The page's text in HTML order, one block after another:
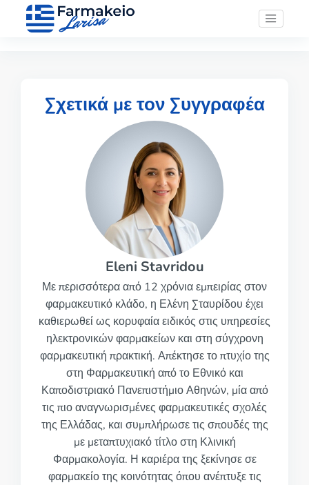
Σχετικά με τον Συγγραφέα
Eleni Stavridou
Με περισσότερα από 12 χρόνια εμπειρίας στον
φαρμακευτικό κλάδο, η Ελένη Σταυρίδου έχει
καθιερωθεί ως κορυφαία ειδικός στις υπηρεσίες
ηλεκτρονικών φαρμακείων και στη σύγχρονη
φαρμακευτική πρακτική. Απέκτησε το πτυχίο της
στη Φαρμακευτική από το Εθνικό και
Καποδιστριακό Πανεπιστήμιο Αθηνών, μία από
τις πιο αναγνωρισμένες φαρμακευτικές σχολές
της Ελλάδας, και συμπλήρωσε τις σπουδές της
με μεταπτυχιακό τίτλο στη Κλινική
Φαρμακολογία. Η καριέρα της ξεκίνησε σε
φαρμακείο της κοινότητας όπου ανέπτυξε τις